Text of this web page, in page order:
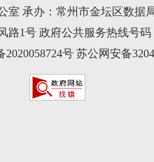
室 承办：常州市金坛区数据
路1号 政府公共服务热线号码
2020058724号 苏公网安备